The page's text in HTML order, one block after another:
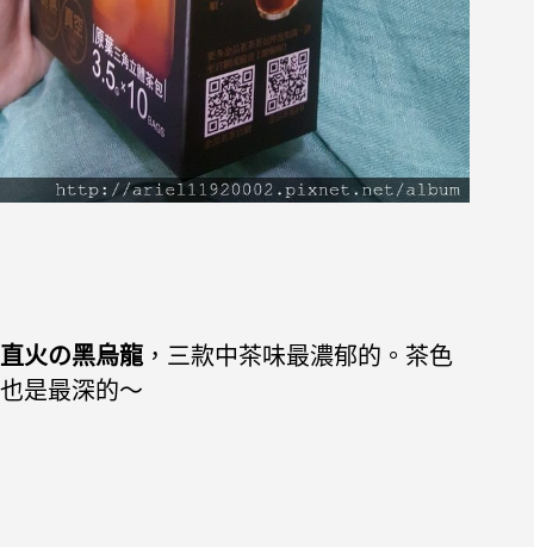
直火の黑烏龍，三款中茶味最濃郁的。茶色
也是最深的～